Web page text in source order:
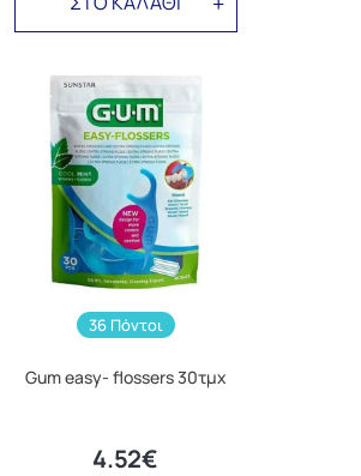
36 Πόντοι
Gum easy- flossers 30τμχ
4.52€